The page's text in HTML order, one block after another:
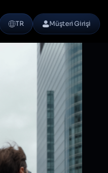
TR Müşteri Girişi